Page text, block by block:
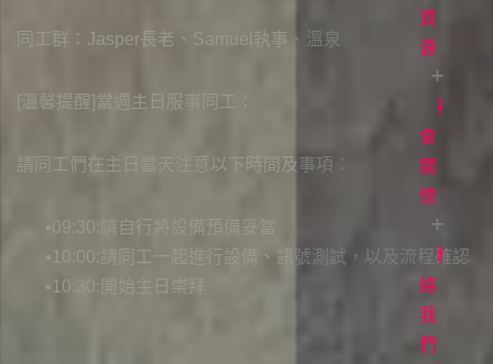
見
問
題
場
聲
明
播
會
時
間
與
生
命
故
事
項
事
工
資
源
日
讀
經
者
專
欄
社
會
關
懷
愛
滋
關
懷
聯
絡
我
們
同工群：Jasper長老、Samuel執事、溫泉
[溫馨提醒]當週主日服事同工：
請同工們在主日當天注意以下時間及事項：
09:30:請自行將設備預備妥當
10:00:請同工一起進行設備、訊號測試，以及流程確認
10:30:開始主日崇拜